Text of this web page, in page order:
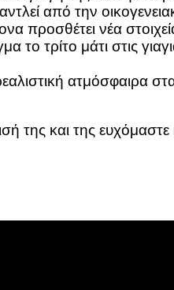
από την
προσθέτει νέα
τρίτο μάτι στις
ατμόσφαιρα
της και της ευχόμαστε